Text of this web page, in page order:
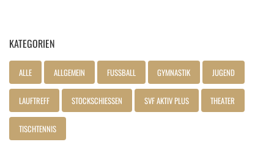
KATEGORIEN
ALLE ALLGEMEIN FUSSBALL GYMNASTIK JUGEND
LAUFTREFF STOCKSCHIESSEN SVF AKTIV PLUS THEATER
TISCHTENNIS